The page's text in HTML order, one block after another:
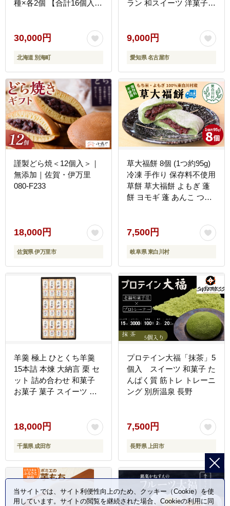
種×各2個 【合計16個入 ×
30,000円
北海道 別海町
ラン 和スイーツ 洋菓子
レゼント 贈り物 手土産
人気 おすすめ 送料無料
9,000円
愛知県 名古屋市
謹製どら焼＜12個入＞｜
無添加｜佐賀・伊万里
080-F233
18,000円
佐賀県 伊万里市
草大福餅 8個 (1つ約95g)
冷凍 手作り 保存料不使用
草餅 草大福餅 よもぎ 蓬
餅 ヨモギ 蓬 あんこ つぶ
米 もち米 和菓子 個包装
スイーツ 和スイーツ お菓
子 おかし おやつ 東白川
村
7,500円
岐阜県 東白川村
羊羹 極上 ひとくち羊羹
15本詰 本煉 大納言 栗 セ
ット 詰め合わせ 和菓子
お菓子 菓子 スイーツ デ
ん 栗羊羹 保存食 非常食
災害 千葉 千葉県 成田市
18,000円
千葉県 成田市
プロテイン大福「抹茶」5
個入 スイーツ 和菓子 た
んぱく質 筋トレ トレーニ
ング 別所温泉 長野
7,500円
長野県 上田市
当サイトでは、サイト利便性向上のため、クッキー（Cookie）を使
用しています。サイトの閲覧を継続された場合、Cookieの利用に同